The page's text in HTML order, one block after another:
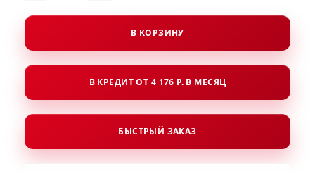
В КОРЗИНУ
В КРЕДИТ ОТ 4 176 Р. В МЕСЯЦ
БЫСТРЫЙ ЗАКАЗ